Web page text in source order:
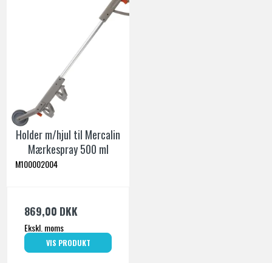
Holder m/hjul til Mercalin
Mærkespray 500 ml
M100002004
869,00 DKK
Ekskl. moms
VIS PRODUKT